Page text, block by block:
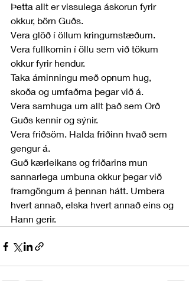
Þetta allt er vissulega áskorun fyrir
okkur, börn Guðs.
Vera glöð í öllum kringumstæðum.
Vera fullkomin í öllu sem við tökum
okkur fyrir hendur.
Taka áminningu með opnum hug,
skoða og umfaðma þegar við á.
Vera samhuga um allt það sem Orð
Guðs kennir og sýnir.
Vera friðsöm. Halda friðinn hvað sem
gengur á.
Guð kærleikans og friðarins mun
sannarlega umbuna okkur þegar við
framgöngum á þennan hátt. Umbera
hvert annað, elska hvert annað eins og
Hann gerir.